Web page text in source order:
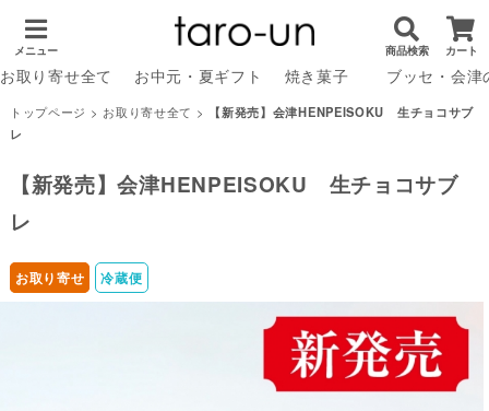
メニュー 商品検索 カート
お取り寄せ全て お中元・夏ギフト 焼き菓子 ブッセ・会津
トップページ > お取り寄せ全て >
【新発売】会津HENPEISOKU 生チョコサブ
レ
【新発売】会津HENPEISOKU 生チョコサブ
レ
お取り寄せ 冷蔵便